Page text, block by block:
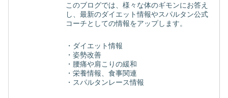
このブログでは、様々な体のギモンにお答え
し、最新のダイエット情報やスパルタン公式
コーチとしての情報をアップします。
・ダイエット情報
・姿勢改善
・腰痛や肩こりの緩和
・栄養情報、食事関連
・スパルタンレース情報